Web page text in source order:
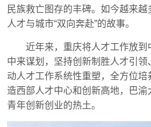
民族救亡图存的丰碑。如今越来
人才与城市“双向奔赴”的故事。
近年来，重庆将人才工作放
中来谋划，坚持创新制胜人才引
动人才工作系统性重塑，全方位
造西部人才中心和创新高地，巴渝
青年创新创业的热土。